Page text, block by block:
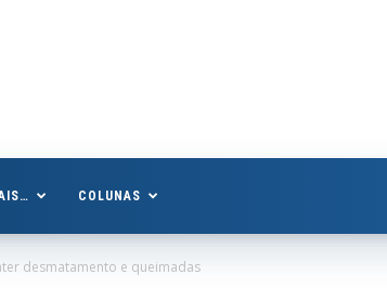
COLUNAS
desmatamento e queimadas